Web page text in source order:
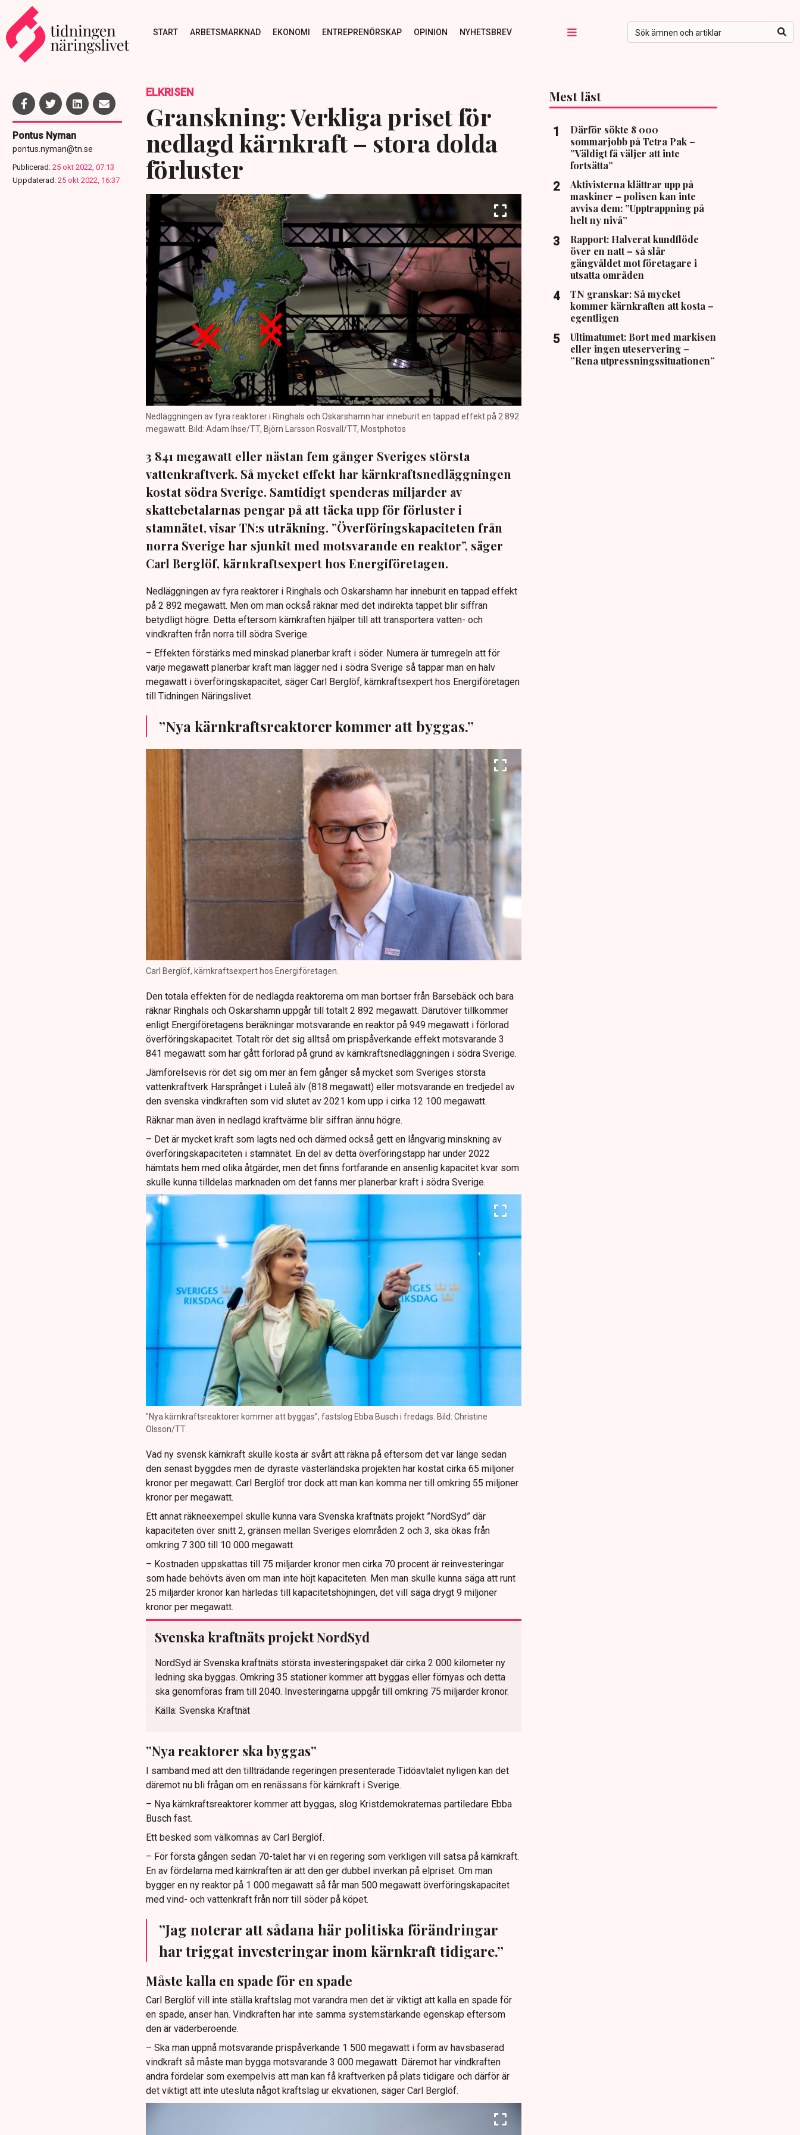
START ARBETSMARKNAD EKONOMI ENTREPRENÖRSKAP OPINION NYHETSBREV
Pontus Nyman
pontus.nyman@tn.se
Publicerad: 25 okt 2022, 07:13
Uppdaterad: 25 okt 2022, 16:37
ELKRISEN
Granskning: Verkliga priset för
nedlagd kärnkraft – stora dolda
förluster
Nedläggningen av fyra reaktorer i Ringhals och Oskarshamn har inneburit en tappad effekt på 2 892
megawatt. Bild: Adam Ihse/TT, Björn Larsson Rosvall/TT, Mostphotos
3 841 megawatt eller nästan fem gånger Sveriges största
vattenkraftverk. Så mycket effekt har kärnkraftsnedläggningen
kostat södra Sverige. Samtidigt spenderas miljarder av
skattebetalarnas pengar på att täcka upp för förluster i
stamnätet, visar TN:s uträkning. ”Överföringskapaciteten från
norra Sverige har sjunkit med motsvarande en reaktor”, säger
Carl Berglöf, kärnkraftsexpert hos Energiföretagen.
Nedläggningen av fyra reaktorer i Ringhals och Oskarshamn har inneburit en tappad effekt
på 2 892 megawatt. Men om man också räknar med det indirekta tappet blir siffran
betydligt högre. Detta eftersom kärnkraften hjälper till att transportera vatten- och
vindkraften från norra till södra Sverige.
– Effekten förstärks med minskad planerbar kraft i söder. Numera är tumregeln att för
varje megawatt planerbar kraft man lägger ned i södra Sverige så tappar man en halv
megawatt i överföringskapacitet, säger Carl Berglöf, kärnkraftsexpert hos Energiföretagen
till Tidningen Näringslivet.
”Nya kärnkraftsreaktorer kommer att byggas.”
Carl Berglöf, kärnkraftsexpert hos Energiföretagen.
Den totala effekten för de nedlagda reaktorerna om man bortser från Barsebäck och bara
räknar Ringhals och Oskarshamn uppgår till totalt 2 892 megawatt. Därutöver tillkommer
enligt Energiföretagens beräkningar motsvarande en reaktor på 949 megawatt i förlorad
överföringskapacitet. Totalt rör det sig alltså om prispåverkande effekt motsvarande 3
841 megawatt som har gått förlorad på grund av kärnkraftsnedläggningen i södra Sverige.
Jämförelsevis rör det sig om mer än fem gånger så mycket som Sveriges största
vattenkraftverk Harsprånget i Luleå älv (818 megawatt) eller motsvarande en tredjedel av
den svenska vindkraften som vid slutet av 2021 kom upp i cirka 12 100 megawatt.
Räknar man även in nedlagd kraftvärme blir siffran ännu högre.
– Det är mycket kraft som lagts ned och därmed också gett en långvarig minskning av
överföringskapaciteten i stamnätet. En del av detta överföringstapp har under 2022
hämtats hem med olika åtgärder, men det finns fortfarande en ansenlig kapacitet kvar som
skulle kunna tilldelas marknaden om det fanns mer planerbar kraft i södra Sverige.
"Nya kärnkraftsreaktorer kommer att byggas”, fastslog Ebba Busch i fredags. Bild: Christine
Olsson/TT
Vad ny svensk kärnkraft skulle kosta är svårt att räkna på eftersom det var länge sedan
den senast byggdes men de dyraste västerländska projekten har kostat cirka 65 miljoner
kronor per megawatt. Carl Berglöf tror dock att man kan komma ner till omkring 55 miljoner
kronor per megawatt.
Ett annat räkneexempel skulle kunna vara Svenska kraftnäts projekt ”NordSyd” där
kapaciteten över snitt 2, gränsen mellan Sveriges elområden 2 och 3, ska ökas från
omkring 7 300 till 10 000 megawatt.
– Kostnaden uppskattas till 75 miljarder kronor men cirka 70 procent är reinvesteringar
som hade behövts även om man inte höjt kapaciteten. Men man skulle kunna säga att runt
25 miljarder kronor kan härledas till kapacitetshöjningen, det vill säga drygt 9 miljoner
kronor per megawatt.
Svenska kraftnäts projekt NordSyd
NordSyd är Svenska kraftnäts största investeringspaket där cirka 2 000 kilometer ny
ledning ska byggas. Omkring 35 stationer kommer att byggas eller förnyas och detta
ska genomföras fram till 2040. Investeringarna uppgår till omkring 75 miljarder kronor.
Källa: Svenska Kraftnät
”Nya reaktorer ska byggas”
I samband med att den tillträdande regeringen presenterade Tidöavtalet nyligen kan det
däremot nu bli frågan om en renässans för kärnkraft i Sverige.
– Nya kärnkraftsreaktorer kommer att byggas, slog Kristdemokraternas partiledare Ebba
Busch fast.
Ett besked som välkomnas av Carl Berglöf.
– För första gången sedan 70-talet har vi en regering som verkligen vill satsa på kärnkraft.
En av fördelarna med kärnkraften är att den ger dubbel inverkan på elpriset. Om man
bygger en ny reaktor på 1 000 megawatt så får man 500 megawatt överföringskapacitet
med vind- och vattenkraft från norr till söder på köpet.
”Jag noterar att sådana här politiska förändringar
har triggat investeringar inom kärnkraft tidigare.”
Måste kalla en spade för en spade
Carl Berglöf vill inte ställa kraftslag mot varandra men det är viktigt att kalla en spade för
en spade, anser han. Vindkraften har inte samma systemstärkande egenskap eftersom
den är väderberoende.
– Ska man uppnå motsvarande prispåverkande 1 500 megawatt i form av havsbaserad
vindkraft så måste man bygga motsvarande 3 000 megawatt. Däremot har vindkraften
andra fördelar som exempelvis att man kan få kraftverken på plats tidigare och därför är
det viktigt att inte utesluta något kraftslag ur ekvationen, säger Carl Berglöf.
Mest läst
Därför sökte 8 000
sommarjobb på Tetra Pak –
”Väldigt få väljer att inte
fortsätta”
Aktivisterna klättrar upp på
maskiner – polisen kan inte
avvisa dem: ”Upptrappning på
helt ny nivå”
Rapport: Halverat kundflöde
över en natt – så slår
gängvåldet mot företagare i
utsatta områden
TN granskar: Så mycket
kommer kärnkraften att kosta –
egentligen
Ultimatumet: Bort med markisen
eller ingen uteservering –
”Rena utpressningssituationen”